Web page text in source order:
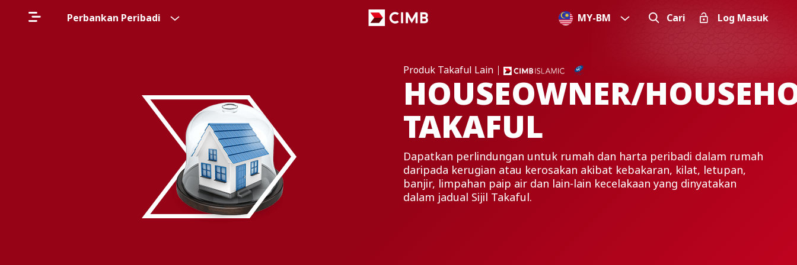
Perbankan Peribadi MY-BM Cari Log Masuk
Produk Takaful Lain
HOUSEOWNER/
TAKAFUL
Dapatkan perlindungan untuk rumah dan harta peribadi dalam rumah
daripada kerugian atau kerosakan akibat kebakaran, kilat, letupan,
banjir, limpahan paip air dan lain-lain kecelakaan yang dinyatakan
dalam jadual Sijil Takaful.